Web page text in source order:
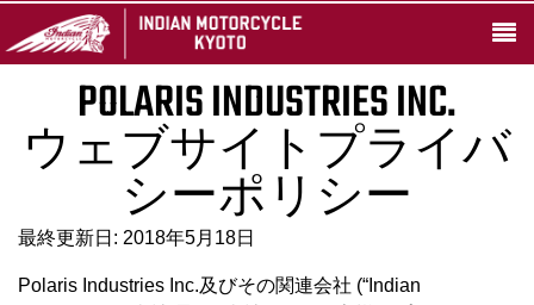
POLARIS INDUSTRIES INC.
ウェブサイトプライバ
シーポリシー
最終更新日: 2018年5月18日
Polaris Industries Inc.及びその関連会社 (“Indian